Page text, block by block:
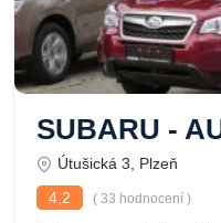
SUBARU -
Útušická 3, Plzeň
4,2
( 33 hodnocení )